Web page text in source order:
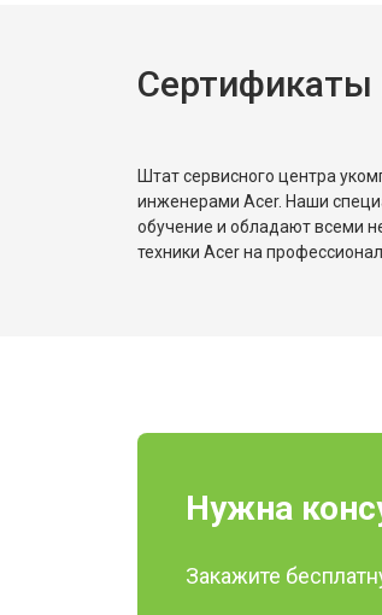
Сертификаты
Штат сервисного центра
инженерами Acer. Наши
обучение и обладают всеми
техники Acer на
Нужна
Закажите